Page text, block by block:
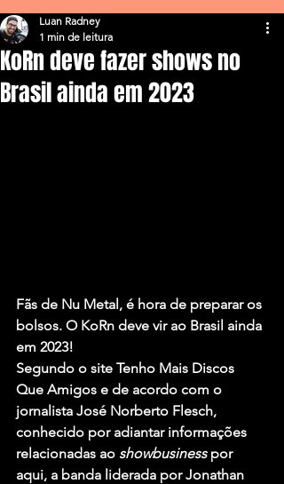
KoRn deve fazer shows no
Brasil ainda em 2023
Luan Radney
1 min de leitura
Fãs de Nu Metal, é hora de preparar os
bolsos. O KoRn deve vir ao Brasil ainda
em 2023!
Segundo o site Tenho Mais Discos
Que Amigos e de acordo com o
jornalista José Norberto Flesch,
conhecido por adiantar informações
relacionadas ao showbusiness por
aqui, a banda liderada por Jonathan